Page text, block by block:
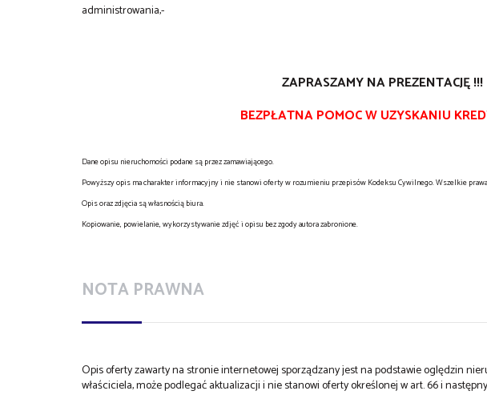
administrowania,-
ZAPRASZAMY NA PREZENTACJĘ !!!
BEZPŁATNA POMOC W UZYSKANIU
Dane opisu nieruchomości podane są przez zamawiającego.
Powyższy opis ma charakter informacyjny i nie stanowi oferty w rozumieniu przepisów Kodeksu Cywilnego. Wszelkie
Opis oraz zdjęcia są własnością biura.
Kopiowanie, powielanie, wykorzystywanie zdjęć i opisu bez zgody autora zabronione.
NOTA PRAWNA
Opis oferty zawarty na stronie internetowej sporządzany jest na podstawie oględzin
właściciela, może podlegać aktualizacji i nie stanowi oferty określonej w art. 66 i